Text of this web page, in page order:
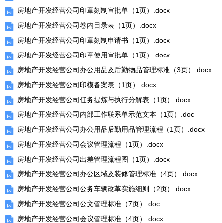
房地产开发经营公司印章刻制审批单（1页）.docx
房地产开发经营公司卷内目录表（1页）.docx
房地产开发经营公司印章刻制申请书（1页）.docx
房地产开发经营公司印章使用审批单（1页）.docx
房地产开发经营公司办公用品及后勤物品管理标准（3页）.docx
房地产开发经营公司印模备案表（1页）.docx
房地产开发经营公司任务提炼与执行分解表（1页）.docx
房地产开发经营公司内部工作联系单示范文本（1页）.doc
房地产开发经营公司办公用品后勤用品管理流程（1页）.docx
房地产开发经营公司会议管理流程（1页）.docx
房地产开发经营公司出差管理流程图（1页）.docx
房地产开发经营公司办公区域及装修管理标准（4页）.docx
房地产开发经营公司公务车辆改革实施细则（2页）.docx
房地产开发经营公司公文管理标准（7页）.doc
房地产开发经营公司会议管理标准（4页）.docx